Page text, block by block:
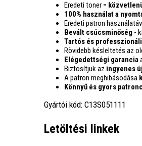
Eredeti toner =
100% használat a
Eredeti patron
Bevált csúcsminőség -
Tartós és
Rövidebb késleltetés az
Elégedettségi garancia
Biztosítjuk az ingyenes
A patron meghibásodása
Könnyű és gyors
Gyártói kód: C13S051111
Letöltési linkek